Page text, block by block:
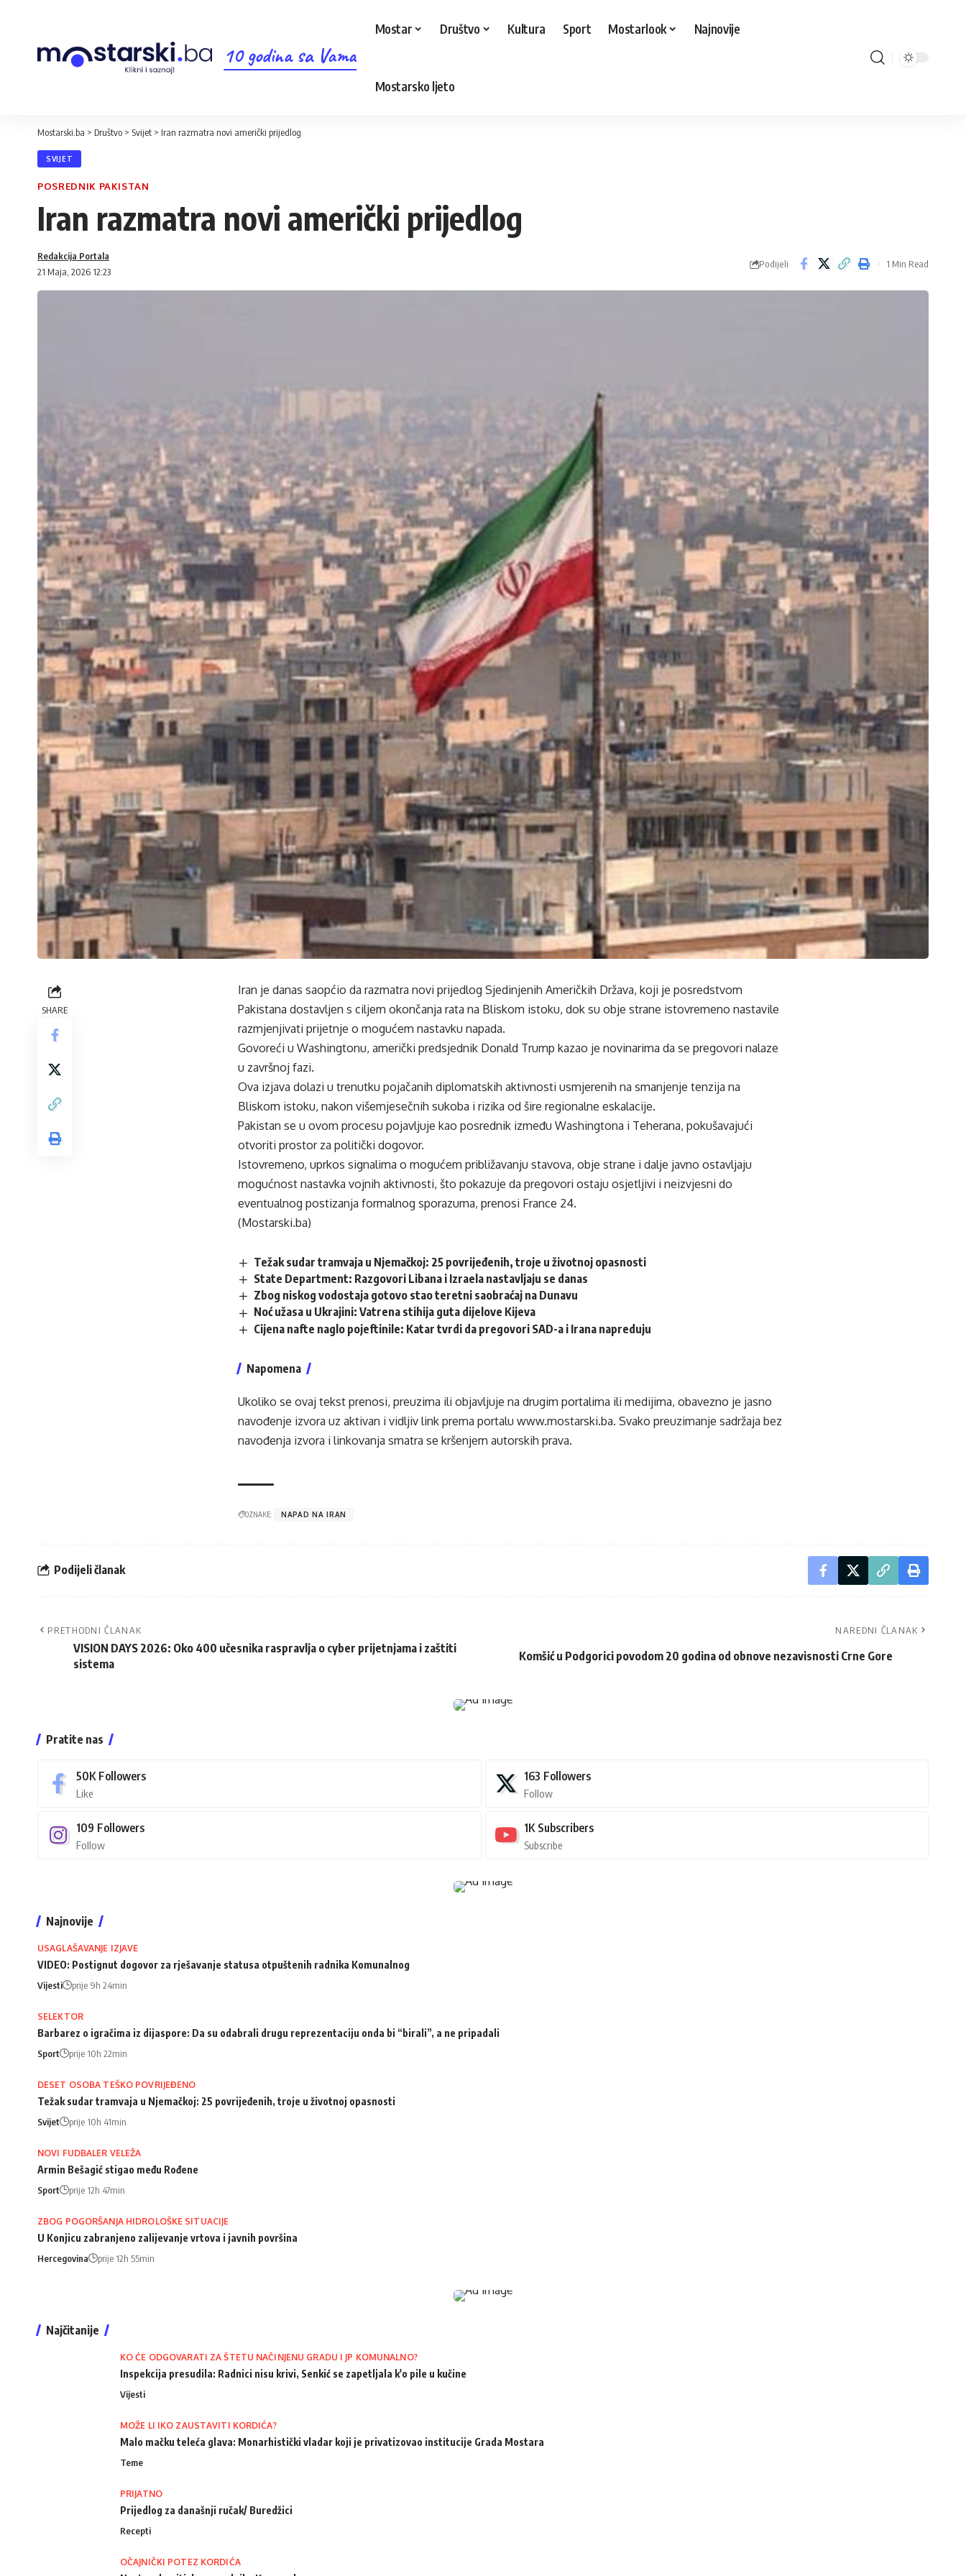
10 godina sa Vama
Mostar Društvo Kultura Sport Mostarlook Najnovije
Mostarsko ljeto
Mostarski.ba > Društvo > Svijet > Iran razmatra novi američki prijedlog
SVIJET
POSREDNIK PAKISTAN
Iran razmatra novi američki prijedlog
21 Maja, 2026 12:23
Redakcija Portala
Podijeli 1 Min Read
SHARE
Iran je danas saopćio da razmatra novi prijedlog Sjedinjenih Američkih Država, koji je posredstvom
Pakistana dostavljen s ciljem okončanja rata na Bliskom istoku, dok su obje strane istovremeno nastavile
razmjenjivati prijetnje o mogućem nastavku napada.
Govoreći u Washingtonu, američki predsjednik Donald Trump kazao je novinarima da se pregovori nalaze
u završnoj fazi.
Ova izjava dolazi u trenutku pojačanih diplomatskih aktivnosti usmjerenih na smanjenje tenzija na
Bliskom istoku, nakon višemjesečnih sukoba i rizika od šire regionalne eskalacije.
Pakistan se u ovom procesu pojavljuje kao posrednik između Washingtona i Teherana, pokušavajući
otvoriti prostor za politički dogovor.
Istovremeno, uprkos signalima o mogućem približavanju stavova, obje strane i dalje javno ostavljaju
mogućnost nastavka vojnih aktivnosti, što pokazuje da pregovori ostaju osjetljivi i neizvjesni do
eventualnog postizanja formalnog sporazuma, prenosi France 24.
(Mostarski.ba)
Težak sudar tramvaja u Njemačkoj: 25 povrijeđenih, troje u životnoj opasnosti
State Department: Razgovori Libana i Izraela nastavljaju se danas
Zbog niskog vodostaja gotovo stao teretni saobraćaj na Dunavu
Noć užasa u Ukrajini: Vatrena stihija guta dijelove Kijeva
Cijena nafte naglo pojeftinile: Katar tvrdi da pregovori SAD-a i Irana napreduju
Napomena
Ukoliko se ovaj tekst prenosi, preuzima ili objavljuje na drugim portalima ili medijima, obavezno je jasno
navođenje izvora uz aktivan i vidljiv link prema portalu www.mostarski.ba. Svako preuzimanje sadržaja bez
navođenja izvora i linkovanja smatra se kršenjem autorskih prava.
OZNAKE: NAPAD NA IRAN
Podijeli članak
PRETHODNI ČLANAK
VISION DAYS 2026: Oko 400 učesnika raspravlja o cyber prijetnjama i zaštiti
sistema
NAREDNI ČLANAK
Komšić u Podgorici povodom 20 godina od obnove nezavisnosti Crne Gore
Pratite nas
50K Followers
Like
163 Followers
Follow
109 Followers
Follow
1K Subscribers
Subscribe
Najnovije
USAGLAŠAVANJE IZJAVE
VIDEO: Postignut dogovor za rješavanje statusa otpuštenih radnika Komunalnog
Vijesti prije 9h 24min
SELEKTOR
Barbarez o igračima iz dijaspore: Da su odabrali drugu reprezentaciju onda bi “birali”, a ne pripadali
Sport prije 10h 22min
DESET OSOBA TEŠKO POVRIJEĐENO
Težak sudar tramvaja u Njemačkoj: 25 povrijeđenih, troje u životnoj opasnosti
Svijet prije 10h 41min
NOVI FUDBALER VELEŽA
Armin Bešagić stigao među Rođene
Sport prije 12h 47min
ZBOG POGORŠANJA HIDROLOŠKE SITUACIJE
U Konjicu zabranjeno zalijevanje vrtova i javnih površina
Hercegovina prije 12h 55min
Najčitanije
KO ĆE ODGOVARATI ZA ŠTETU NAČINJENU GRADU I JP KOMUNALNO?
Inspekcija presudila: Radnici nisu krivi, Senkić se zapetljala k'o pile u kučine
Vijesti
MOŽE LI IKO ZAUSTAVITI KORDIĆA?
Malo mačku teleća glava: Monarhistički vladar koji je privatizovao institucije Grada Mostara
Teme
PRIJATNO
Prijedlog za današnji ručak/ Buredžici
Recepti
OČAJNIČKI POTEZ KORDIĆA